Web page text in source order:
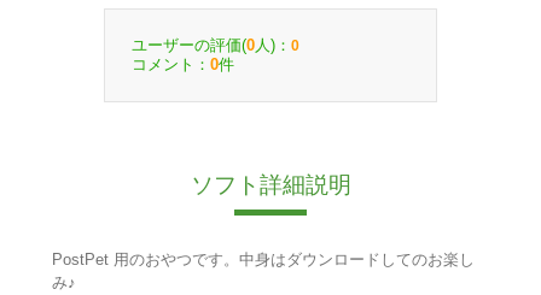
ユーザーの評価(0 人)： 0
コメント： 0件
ソフト詳細説明
PostPet 用のおやつです。中身はダウンロードしてのお楽し
み♪